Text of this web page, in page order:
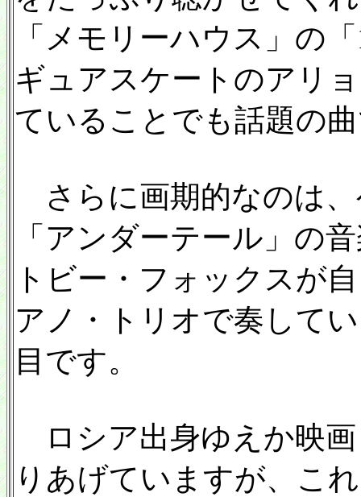
「メモリーハウス」の
ギュアスケートのアリ
ていることでも話題の
さらに画期的なのは
「アンダーテール」の
トビー・フォックスが
アノ・トリオで奏して
目です。
ロシア出身ゆえか映
りあげていますが、こ